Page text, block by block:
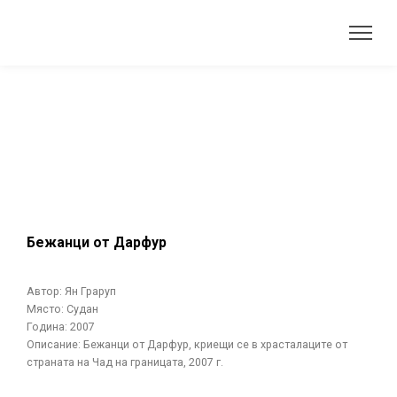
Бежанци от Дарфур
Автор: Ян Граруп
Място: Судан
Година: 2007
Описание: Бежанци от Дарфур, криещи се в храсталаците от
страната на Чад на границата, 2007 г.